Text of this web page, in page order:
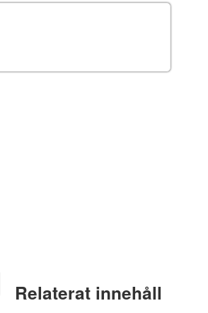
Relaterat innehåll